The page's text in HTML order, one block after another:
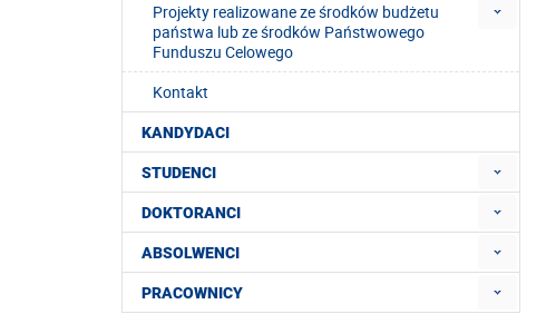
Projekty realizowane ze środków budżetu
państwa lub ze środków Państwowego
Funduszu Celowego
Kontakt
KANDYDACI
STUDENCI
DOKTORANCI
ABSOLWENCI
PRACOWNICY